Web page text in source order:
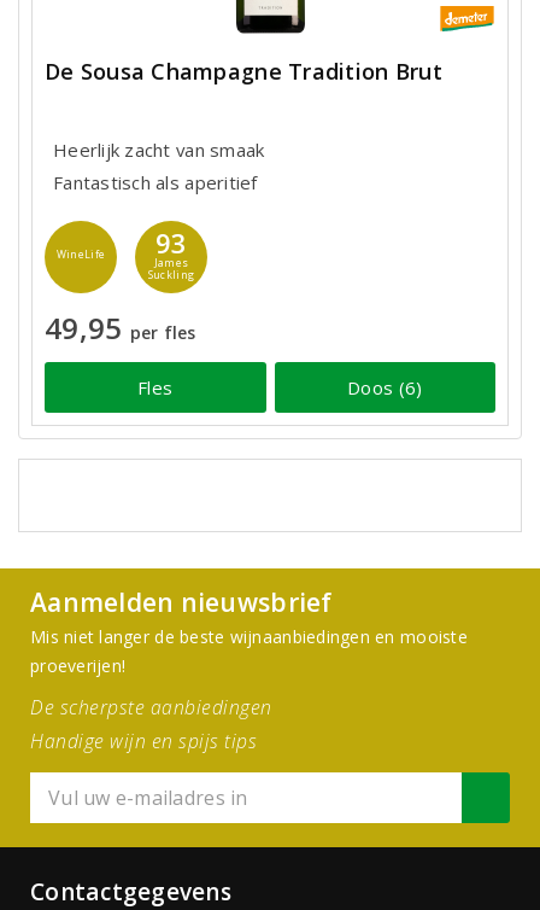
De Sousa Champagne Tradition Brut
Heerlijk zacht van smaak
Fantastisch als aperitief
WineLife 93
James
Suckling
49,95 per fles
Fles Doos (6)
Aanmelden nieuwsbrief
Mis niet langer de beste wijnaanbiedingen en mooiste
proeverijen!
De scherpste aanbiedingen
Handige wijn en spijs tips
Contactgegevens